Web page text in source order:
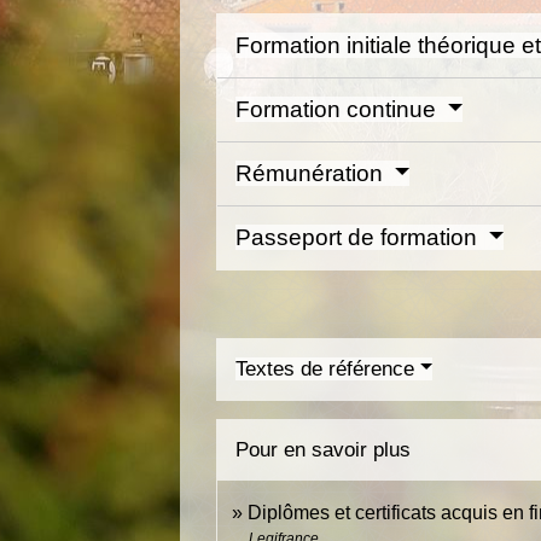
Formation initiale théorique
Formation continue
Rémunération
Passeport de formation
Textes de référence
Pour en savoir plus
Diplômes et certificats acquis en